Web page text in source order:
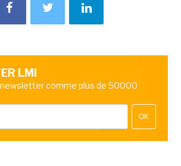
LMI
comme plus de 50000
OK